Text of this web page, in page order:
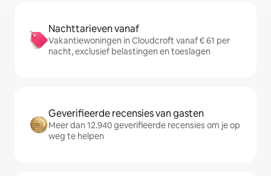
Nachttarieven vanaf
Vakantiewoningen in Cloudcroft vanaf € 61 per
nacht, exclusief belastingen en toeslagen
Geverifieerde recensies van gasten
Meer dan 12.940 geverifieerde recensies om je op
weg te helpen